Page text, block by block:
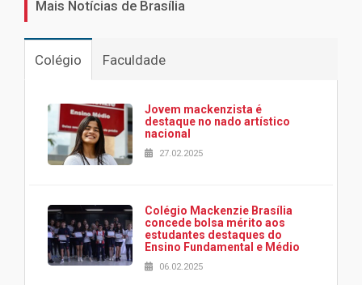
Mais Notícias de Brasília
Colégio Faculdade
Jovem mackenzista é
destaque no nado artístico
nacional
27.02.2025
Colégio Mackenzie Brasília
concede bolsa mérito aos
estudantes destaques do
Ensino Fundamental e Médio
06.02.2025